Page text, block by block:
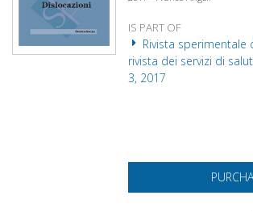
IS PART OF
Rivista sperimentale
rivista dei servizi di
3, 2017